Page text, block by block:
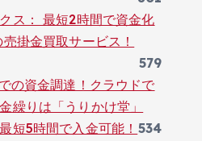
ス： 最短2時間で資金化
掛金買取サービス！
579
の資金調達！クラウドで
繰りは「うりかけ堂」
534
短5時間で入金可能！